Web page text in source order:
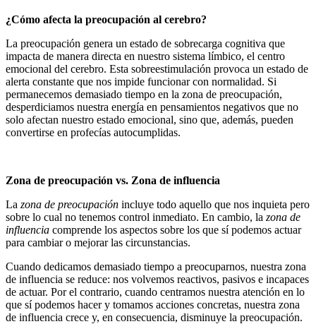
¿Cómo afecta la preocupación al cerebro?
La preocupación genera un estado de sobrecarga cognitiva que
impacta de manera directa en nuestro sistema límbico, el centro
emocional del cerebro. Esta sobreestimulación provoca un estado de
alerta constante que nos impide funcionar con normalidad. Si
permanecemos demasiado tiempo en la zona de preocupación,
desperdiciamos nuestra energía en pensamientos negativos que no
solo afectan nuestro estado emocional, sino que, además, pueden
convertirse en profecías autocumplidas.
Zona de preocupación vs. Zona de influencia
La zona de preocupación incluye todo aquello que nos inquieta pero
sobre lo cual no tenemos control inmediato. En cambio, la zona de
influencia comprende los aspectos sobre los que sí podemos actuar
para cambiar o mejorar las circunstancias.
Cuando dedicamos demasiado tiempo a preocuparnos, nuestra zona
de influencia se reduce: nos volvemos reactivos, pasivos e incapaces
de actuar. Por el contrario, cuando centramos nuestra atención en lo
que sí podemos hacer y tomamos acciones concretas, nuestra zona
de influencia crece y, en consecuencia, disminuye la preocupación.